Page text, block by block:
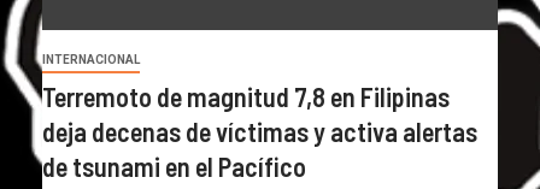
INTERNACIONAL
Terremoto de magnitud 7,8 en Filipinas
deja decenas de víctimas y activa alertas
de tsunami en el Pacífico